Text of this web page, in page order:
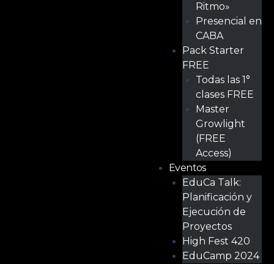
Ritmo»
Presencial en
CABA
Pack Starter
FREE
Todas las 1°
clases FREE
Master
Growlight
(FREE
Access)
Eventos
EduCa Talk:
Planificación y
Ejecución de
Proyectos
High Fest 420
EduCamp 2024